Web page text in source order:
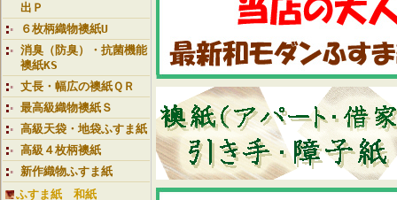
出Ｐ
６枚柄織物襖紙U
消臭（防臭）・抗菌機能
襖紙KS
丈長・幅広の襖紙ＱＲ
最高級織物襖紙Ｓ
高級天袋・地袋ふすま紙
高級４枚柄襖紙
新作織物ふすま紙
ふすま紙 和紙